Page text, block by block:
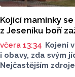
Kojící maminky
z Jeseníku boří
včera 13:34 Kojení
i obavy, zda svým
Nejčastějším